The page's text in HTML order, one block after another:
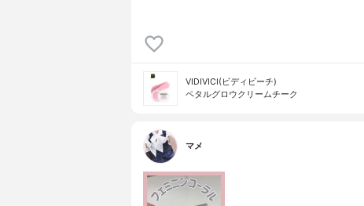
VIDIVICI(ビディビーチ)
ペタルグロウクリームチーク
マメ